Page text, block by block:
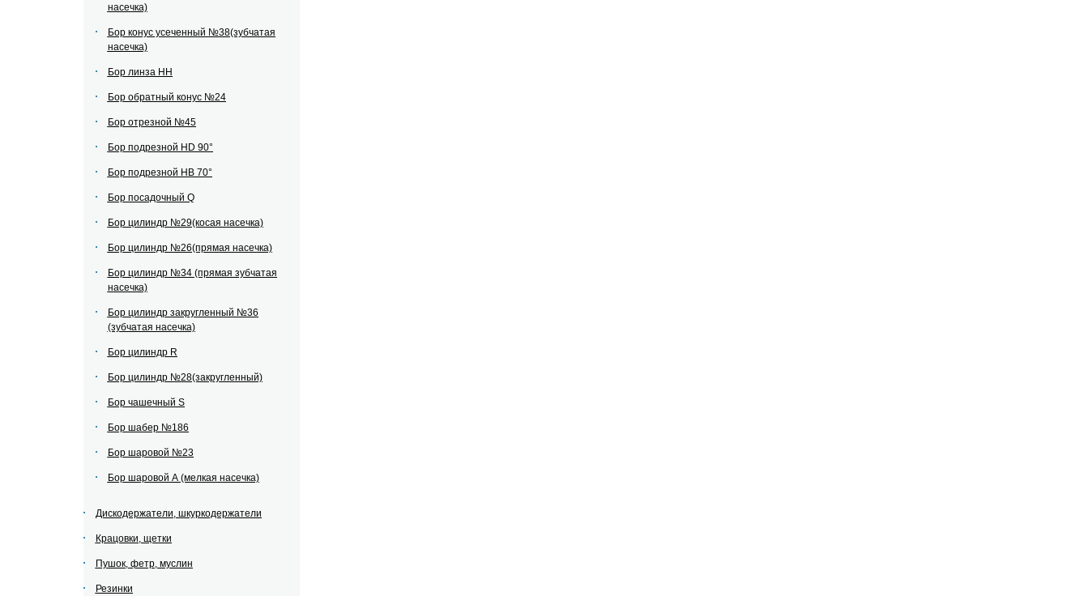
насечка)
Бор конус усеченный №38(зубчатая
насечка)
Бор линза НН
Бор обратный конус №24
Бор отрезной №45
Бор подрезной HD 90°
Бор подрезной HВ 70°
Бор посадочный Q
Бор цилиндр №29(косая насечка)
Бор цилиндр №26(прямая насечка)
Бор цилиндр №34 (прямая зубчатая
насечка)
Бор цилиндр закругленный №36
(зубчатая насечка)
Бор цилиндр R
Бор цилиндр №28(закругленный)
Бор чашечный S
Бор шабер №186
Бор шаровой №23
Бор шаровой А (мелкая насечка)
Дискодержатели, шкуркодержатели
Крацовки, щетки
Пушок, фетр, муслин
Резинки